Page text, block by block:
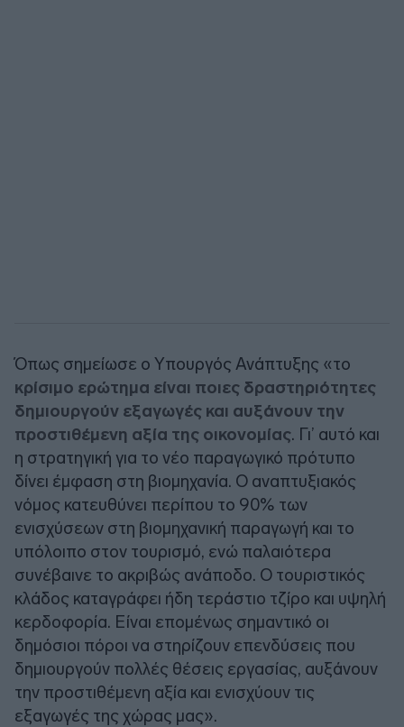
Όπως σημείωσε ο Υπουργός Ανάπτυξης «το
κρίσιμο ερώτημα είναι ποιες δραστηριότητες
δημιουργούν εξαγωγές και αυξάνουν την
προστιθέμενη αξία της οικονομίας. Γι’ αυτό και
η στρατηγική για το νέο παραγωγικό πρότυπο
δίνει έμφαση στη βιομηχανία. Ο αναπτυξιακός
νόμος κατευθύνει περίπου το 90% των
ενισχύσεων στη βιομηχανική παραγωγή και το
υπόλοιπο στον τουρισμό, ενώ παλαιότερα
συνέβαινε το ακριβώς ανάποδο. Ο τουριστικός
κλάδος καταγράφει ήδη τεράστιο τζίρο και υψηλή
κερδοφορία. Είναι επομένως σημαντικό οι
δημόσιοι πόροι να στηρίζουν επενδύσεις που
δημιουργούν πολλές θέσεις εργασίας, αυξάνουν
την προστιθέμενη αξία και ενισχύουν τις
εξαγωγές της χώρας μας».